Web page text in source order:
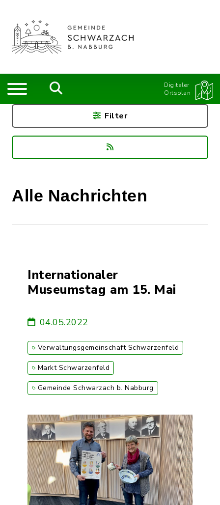
Digitaler
Ortsplan
Alle Nachrichten
Internationaler
Museumstag am 15. Mai
04.05.2022
Verwaltungsgemeinschaft Schwarzenfeld
Markt Schwarzenfeld
Gemeinde Schwarzach b. Nabburg
Filter